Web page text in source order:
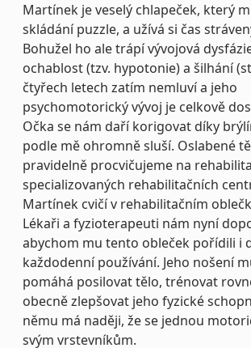
Martínek je veselý chlapeček, který
skládání puzzle, a užívá si čas
Bohužel ho ale trápí vývojová
ochablost (tzv. hypotonie) a šilhání
čtyřech letech zatím nemluví a jeho
psychomotorický vývoj je celkově
Očka se nám daří korigovat díky
podle mě ohromně sluší. Oslabené
pravidelně procvičujeme na
specializovaných rehabilitačních
Martínek cvičí v rehabilitačním
Lékaři a fyzioterapeuti nám nyní
abychom mu tento obleček pořídili i
každodenní používání. Jeho nošení
pomáhá posilovat tělo, trénovat
obecně zlepšovat jeho fyzické
němu má naději, že se jednou
svým vrstevníkům.